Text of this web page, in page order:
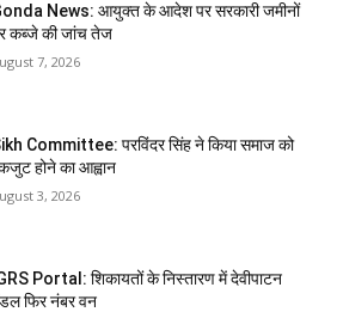
News: आयुक्त के आदेश पर सरकारी जमीनों
कब्जे की जांच तेज
7, 2026
Committee: परविंदर सिंह ने किया समाज को
होने का आह्वान
3, 2026
Portal: शिकायतों के निस्तारण में देवीपाटन
फिर नंबर वन